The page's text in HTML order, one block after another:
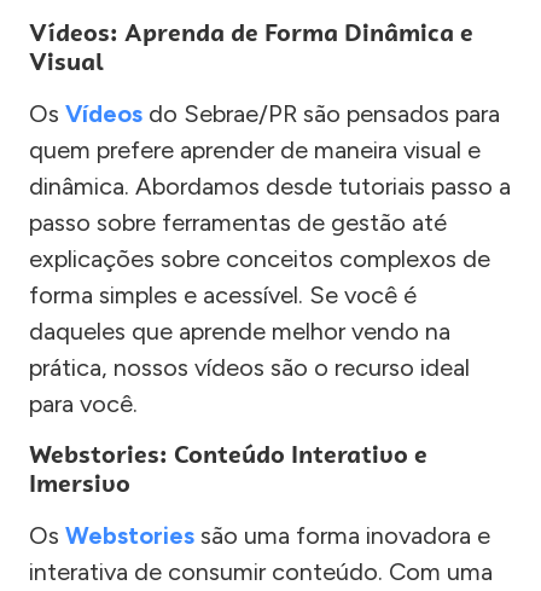
Vídeos: Aprenda de Forma Dinâmica e
Visual
Os Vídeos do Sebrae/PR são pensados para
quem prefere aprender de maneira visual e
dinâmica. Abordamos desde tutoriais passo a
passo sobre ferramentas de gestão até
explicações sobre conceitos complexos de
forma simples e acessível. Se você é
daqueles que aprende melhor vendo na
prática, nossos vídeos são o recurso ideal
para você.
Webstories: Conteúdo Interativo e
Imersivo
Os Webstories são uma forma inovadora e
interativa de consumir conteúdo. Com uma